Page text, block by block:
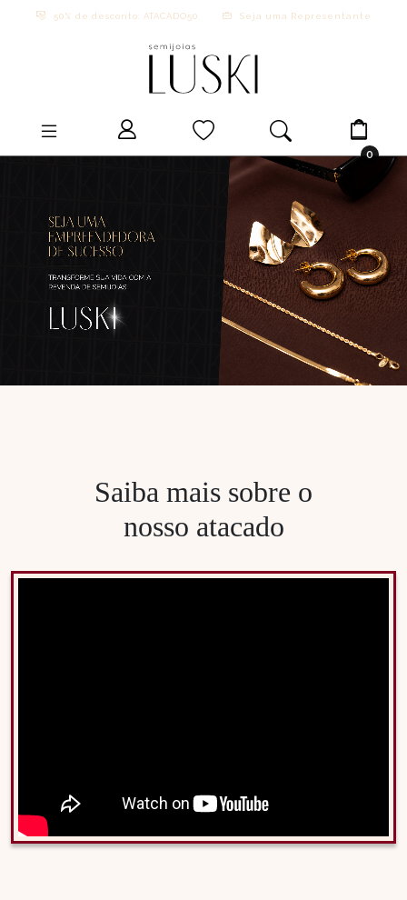
50% de desconto: ATACADO50 Seja uma Representante
0
Saiba mais sobre o
nosso atacado